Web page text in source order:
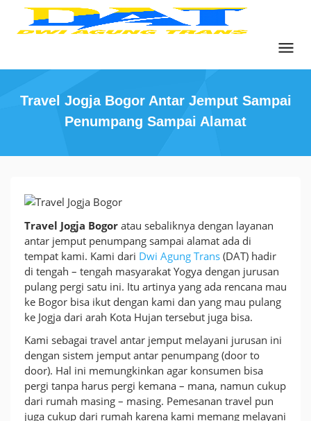
content
Travel Jogja Bogor Antar Jemput Sampai
Penumpang Sampai Alamat
Travel
Bogor
Antar
Jemput
Sampai
Penumpang
Sampai
Alamat
Travel Jogja Bogor atau sebaliknya dengan layanan
antar jemput penumpang sampai alamat ada di
tempat kami. Kami dari Dwi Agung Trans (DAT) hadir
di tengah – tengah masyarakat Yogya dengan jurusan
pulang pergi satu ini. Itu artinya yang ada rencana mau
ke Bogor bisa ikut dengan kami dan yang mau pulang
ke Jogja dari arah Kota Hujan tersebut juga bisa.
Kami sebagai travel antar jemput melayani jurusan ini
dengan sistem jemput antar penumpang (door to
door). Hal ini memungkinkan agar konsumen bisa
pergi tanpa harus pergi kemana – mana, namun cukup
dari rumah masing – masing. Pemesanan travel pun
juga cukup dari rumah karena kami memang melayani